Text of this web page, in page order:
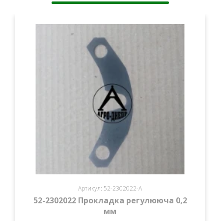
Артикул: 52-2302022-А
52-2302022 Прокладка регулююча 0,2
мм